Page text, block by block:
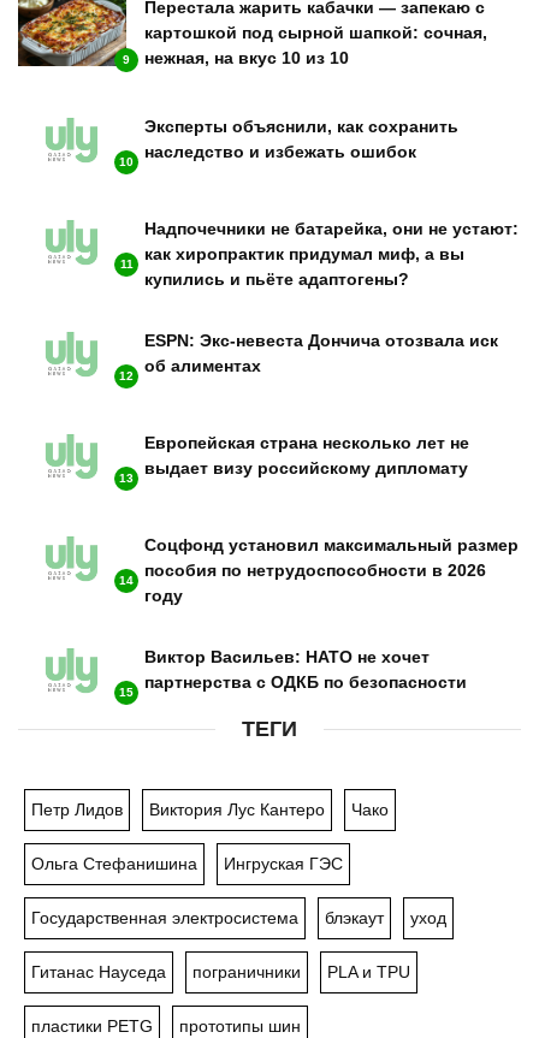
9
Перестала жарить кабачки — запекаю с
картошкой под сырной шапкой: сочная,
нежная, на вкус 10 из 10
10
Эксперты объяснили, как сохранить
наследство и избежать ошибок
11
Надпочечники не батарейка, они не устают:
как хиропрактик придумал миф, а вы
купились и пьёте адаптогены?
12
ESPN: Экс-невеста Дончича отозвала иск
об алиментах
13
Европейская страна несколько лет не
выдает визу российскому дипломату
14
Соцфонд установил максимальный размер
пособия по нетрудоспособности в 2026
году
15
Виктор Васильев: НАТО не хочет
партнерства с ОДКБ по безопасности
ТЕГИ
Петр Лидов Виктория Лус Кантеро Чако
Ольга Стефанишина Ингруская ГЭС
Государственная электросистема блэкаут уход
Гитанас Науседа пограничники PLA и TPU
пластики PETG прототипы шин